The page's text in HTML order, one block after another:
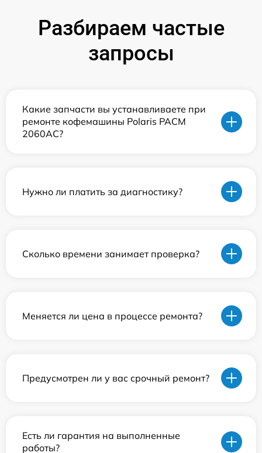
Разбираем частые
запросы
Какие запчасти вы устанавливаете при
ремонте кофемашины Polaris PACM
2060AC?
Нужно ли платить за диагностику?
Сколько времени занимает проверка?
Меняется ли цена в процессе ремонта?
Предусмотрен ли у вас срочный ремонт?
Есть ли гарантия на выполненные
работы?